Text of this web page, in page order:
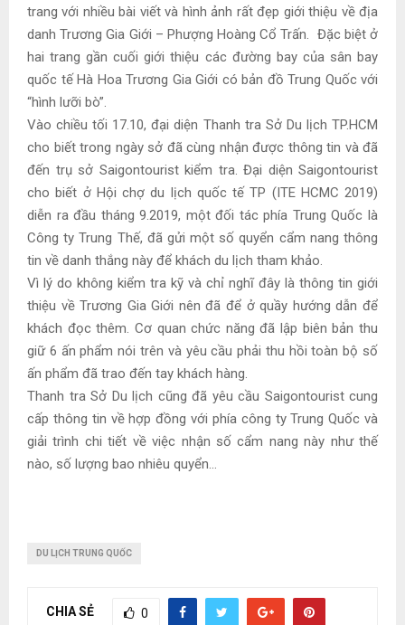
trang với nhiều bài viết và hình ảnh rất đẹp giới thiệu về địa
danh Trương Gia Giới – Phượng Hoàng Cổ Trấn. Đặc biệt ở
hai trang gần cuối giới thiệu các đường bay của sân bay
quốc tế Hà Hoa Trương Gia Giới có bản đồ Trung Quốc với
“hình lưỡi bò”.
Vào chiều tối 17.10, đại diện Thanh tra Sở Du lịch TP.HCM
cho biết trong ngày sở đã cùng nhận được thông tin và đã
đến trụ sở Saigontourist kiểm tra. Đại diện Saigontourist
cho biết ở Hội chợ du lịch quốc tế TP (ITE HCMC 2019)
diễn ra đầu tháng 9.2019, một đối tác phía Trung Quốc là
Công ty Trung Thế, đã gửi một số quyển cẩm nang thông
tin về danh thắng này để khách du lịch tham khảo.
Vì lý do không kiểm tra kỹ và chỉ nghĩ đây là thông tin giới
thiệu về Trương Gia Giới nên đã để ở quầy hướng dẫn để
khách đọc thêm. Cơ quan chức năng đã lập biên bản thu
giữ 6 ấn phẩm nói trên và yêu cầu phải thu hồi toàn bộ số
ấn phẩm đã trao đến tay khách hàng.
Thanh tra Sở Du lịch cũng đã yêu cầu Saigontourist cung
cấp thông tin về hợp đồng với phía công ty Trung Quốc và
giải trình chi tiết về việc nhận số cẩm nang này như thế
nào, số lượng bao nhiêu quyển…
DU LỊCH TRUNG QUỐC
CHIA SẺ 0